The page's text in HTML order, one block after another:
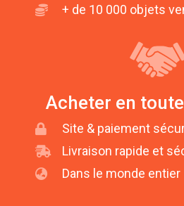
+ de 10 000 objets
Acheter en
Site & paiement
Livraison rapide et
Dans le monde entier